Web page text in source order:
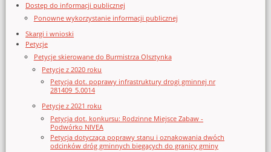
Dostęp do informacji publicznej
Ponowne wykorzystanie informacji publicznej
Skargi i wnioski
Petycje
Petycje skierowane do Burmistrza Olsztynka
Petycje z 2020 roku
Petycja dot. poprawy infrastruktury drogi gminnej nr
281409_5.0014
Petycje z 2021 roku
Petycja dot. konkursu: Rodzinne Miejsce Zabaw -
Podwórko NIVEA
Petycja dotycząca poprawy stanu i oznakowania dwóch
odcinków dróg gminnych biegących do granicy gminy